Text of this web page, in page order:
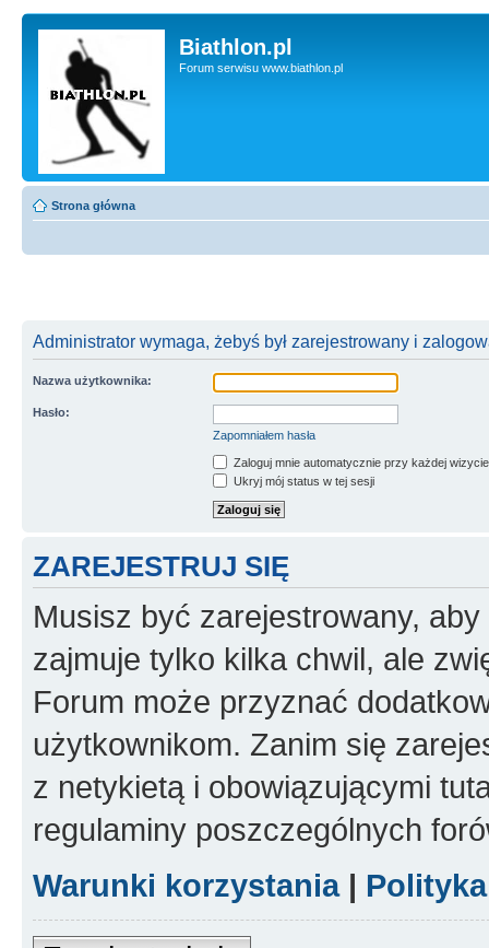
Biathlon.pl
Forum serwisu www.biathlon.pl
Strona główna
Administrator wymaga, żebyś był zarejestrowany i
Nazwa użytkownika:
Hasło:
Zapomniałem hasła
Zaloguj mnie automatycznie przy każdej wizycie
Ukryj mój status w tej sesji
ZAREJESTRUJ SIĘ
Musisz być zarejestrowany,
zajmuje tylko kilka chwil, ale
Forum może przyznać
użytkownikom. Zanim się
z netykietą i obowiązującymi
regulaminy poszczególnych
Warunki korzystania|